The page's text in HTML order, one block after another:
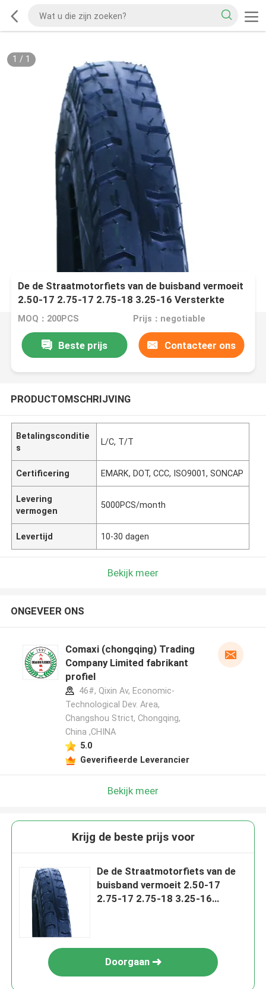
1 / 1
De de Straatmotorfiets van de buisband vermoeit
2.50-17 2.75-17 2.75-18 3.25-16 Versterkte
MotorcycleTyres
MOQ：200PCS Prijs：negotiable
Beste prijs Contacteer ons
PRODUCTOMSCHRIJVING
Betalingsconditie
s
L/C, T/T
Certificering EMARK, DOT, CCC, ISO9001, SONCAP
Levering
vermogen
5000PCS/month
Levertijd 10-30 dagen
Bekijk meer
ONGEVEER ONS
Comaxi (chongqing) Trading
Company Limited fabrikant
profiel
46#, Qixin Av, Economic-
Technological Dev. Area,
Changshou Strict, Chongqing,
China ,CHINA
5.0
Geverifieerde Leverancier
Bekijk meer
Krijg de beste prijs voor
De de Straatmotorfiets van de
buisband vermoeit 2.50-17
2.75-17 2.75-18 3.25-16
Doorgaan